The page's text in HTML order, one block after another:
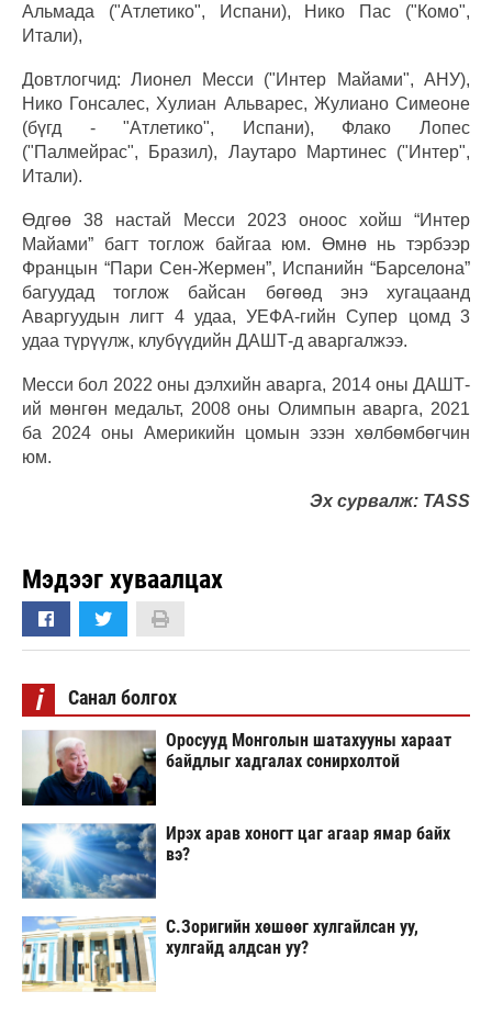
Альмада ("Атлетико", Испани), Нико Пас ("Комо",
Итали),
Довтлогчид: Лионел Месси ("Интер Майами", АНУ),
Нико Гонсалес, Хулиан Альварес, Жулиано Симеоне
(бүгд - "Атлетико", Испани), Флако Лопес
("Палмейрас", Бразил), Лаутаро Мартинес ("Интер",
Итали).
Өдгөө 38 настай Месси 2023 оноос хойш “Интер
Майами” багт тоглож байгаа юм. Өмнө нь тэрбээр
Францын “Пари Сен-Жермен”, Испанийн “Барселона”
багуудад тоглож байсан бөгөөд энэ хугацаанд
Аваргуудын лигт 4 удаа, УЕФА-гийн Супер цомд 3
удаа түрүүлж, клубүүдийн ДАШТ-д аваргалжээ.
Месси бол 2022 оны дэлхийн аварга, 2014 оны ДАШТ-
ий мөнгөн медальт, 2008 оны Олимпын аварга, 2021
ба 2024 оны Америкийн цомын эзэн хөлбөмбөгчин
юм.
Эх сурвалж: TASS
Мэдээг хуваалцах
i Санал болгох
Оросууд Монголын шатахууны хараат
байдлыг хадгалах сонирхолтой
Ирэх арав хоногт цаг агаар ямар байх
вэ?
С.Зоригийн хөшөөг хулгайлсан уу,
хулгайд алдсан уу?